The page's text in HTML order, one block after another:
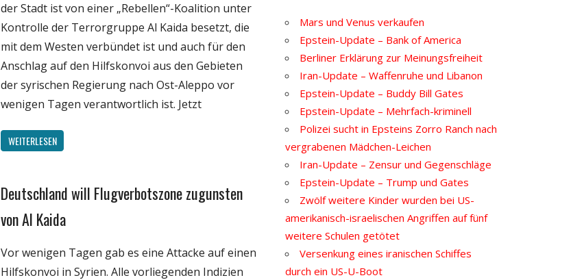
der Stadt ist von einer „Rebellen“-Koalition unter
Kontrolle der Terrorgruppe Al Kaida besetzt, die
mit dem Westen verbündet ist und auch für den
Anschlag auf den Hilfskonvoi aus den Gebieten
der syrischen Regierung nach Ost-Aleppo vor
wenigen Tagen verantwortlich ist. Jetzt
WEITERLESEN
Gesellschaft
Wissenschaft
Deutschland will Flugverbotszone zugunsten
von Al Kaida
Vor wenigen Tagen gab es eine Attacke auf einen
Hilfskonvoi in Syrien. Alle vorliegenden Indizien
Mars und Venus verkaufen
Epstein-Update – Bank of America
Berliner Erklärung zur Meinungsfreiheit
Iran-Update – Waffenruhe und Libanon
Epstein-Update – Buddy Bill Gates
Epstein-Update – Mehrfach-kriminell
Polizei sucht in Epsteins Zorro Ranch nach
vergrabenen Mädchen-Leichen
Iran-Update – Zensur und Gegenschläge
Epstein-Update – Trump und Gates
Zwölf weitere Kinder wurden bei US-
amerikanisch-israelischen Angriffen auf fünf
weitere Schulen getötet
Versenkung eines iranischen Schiffes
durch ein US-U-Boot